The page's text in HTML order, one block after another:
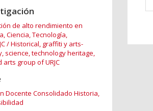
de alto rendimiento en
Ciencia, Tecnología,
/ Historical, graffiti y arts-
science, technology heritage,
group of URJC
Docente Consolidado Historia,